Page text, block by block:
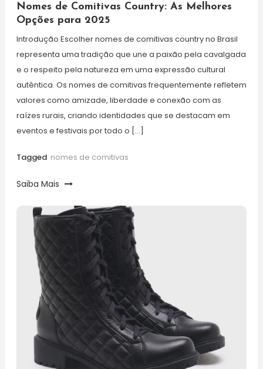
Nomes de Comitivas Country: As Melhores
Opções para 2025
Introdução Escolher nomes de comitivas country no Brasil
representa uma tradição que une a paixão pela cavalgada
e o respeito pela natureza em uma expressão cultural
autêntica. Os nomes de comitivas frequentemente refletem
valores como amizade, liberdade e conexão com as
raízes rurais, criando identidades que se destacam em
eventos e festivais por todo o […]
Tagged nomes de comitivas
Saiba Mais